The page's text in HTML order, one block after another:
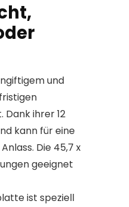
und
Dank ihrer 12
kann für eine
Die 45,7 x
geeignet
ist speziell